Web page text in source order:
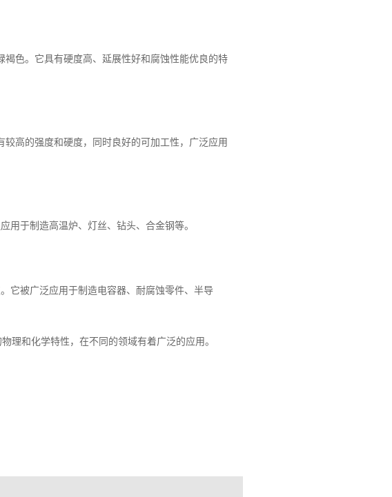
色。它具有硬度高、延展性好和腐蚀性能优良的特
高的强度和硬度，同时良好的可加工性，广泛应用
用于制造高温炉、灯丝、钻头、合金钢等。
它被广泛应用于制造电容器、耐腐蚀零件、半导
理和化学特性，在不同的领域有着广泛的应用。